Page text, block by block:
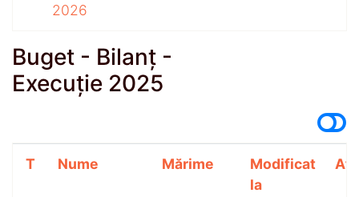
2026
Buget - Bilanț -
Execuție 2025
T Nume Mărime
Modificat
la